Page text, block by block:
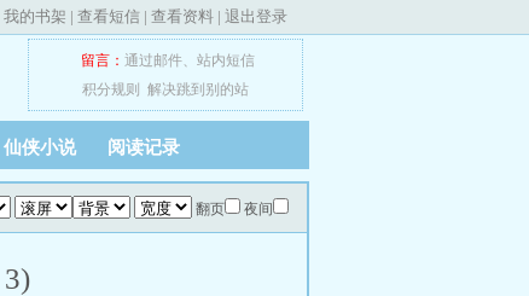
我的书架 | 查看短信 | 查看资料 | 退出登录
留言： 通过邮件、 站内短信
积分规则
解决跳到别的站
仙侠小说 阅读记录
翻页 夜间